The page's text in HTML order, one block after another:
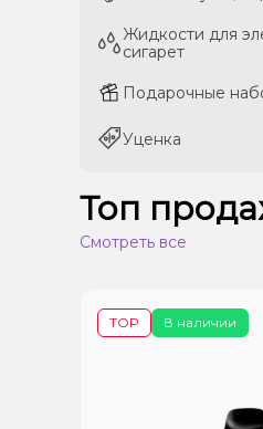
Жидкости для
сигарет
Подарочные
Уценка
Жидкости для
сигарет
Подарочные
Уценка
Топ
Смотреть все
В наличии
TOP